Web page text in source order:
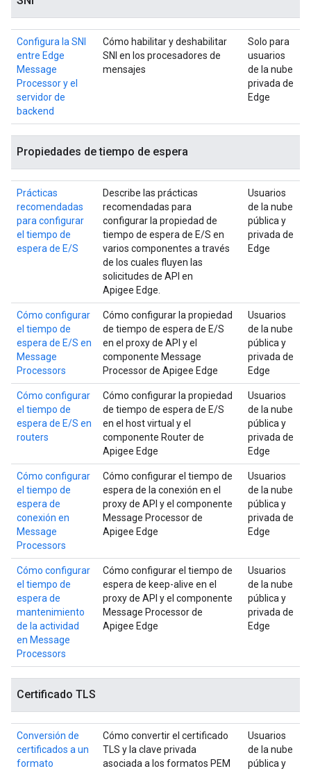
Configura la SNI
entre Edge
Message
Processor y el
servidor de
backend
Cómo habilitar y deshabilitar
SNI en los procesadores de
mensajes
Solo para
usuarios
de la nube
privada de
Edge
Propiedades de tiempo de espera
Prácticas
recomendadas
para configurar
el tiempo de
espera de E/S
Describe las prácticas
recomendadas para
configurar la propiedad de
tiempo de espera de E/S en
varios componentes a través
de los cuales fluyen las
solicitudes de API en
Apigee Edge.
Usuarios
de la nube
pública y
privada de
Edge
Cómo configurar
el tiempo de
espera de E/S en
Message
Processors
Cómo configurar la propiedad
de tiempo de espera de E/S
en el proxy de API y el
componente Message
Processor de Apigee Edge
Usuarios
de la nube
pública y
privada de
Edge
Cómo configurar
el tiempo de
espera de E/S en
routers
Cómo configurar la propiedad
de tiempo de espera de E/S
en el host virtual y el
componente Router de
Apigee Edge
Usuarios
de la nube
pública y
privada de
Edge
Cómo configurar
el tiempo de
espera de
conexión en
Message
Processors
Cómo configurar el tiempo de
espera de la conexión en el
proxy de API y el componente
Message Processor de
Apigee Edge
Usuarios
de la nube
pública y
privada de
Edge
Cómo configurar
el tiempo de
espera de
mantenimiento
de la actividad
en Message
Processors
Cómo configurar el tiempo de
espera de keep-alive en el
proxy de API y el componente
Message Processor de
Apigee Edge
Usuarios
de la nube
pública y
privada de
Edge
Certificado TLS
Conversión de
certificados a un
formato
Cómo convertir el certificado
TLS y la clave privada
asociada a los formatos PEM
Usuarios
de la nube
pública y